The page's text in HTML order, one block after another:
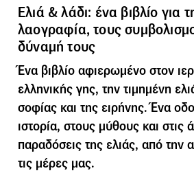
Ελιά & λάδι: ένα βιβλίο για
λαογραφία, τους
δύναμή τους
Ένα βιβλίο αφιερωμένο στον
ελληνικής γης, την τιμημένη
σοφίας και της ειρήνης. Ένα
ιστορία, στους μύθους και στις
παραδόσεις της ελιάς, από την
τις μέρες μας.